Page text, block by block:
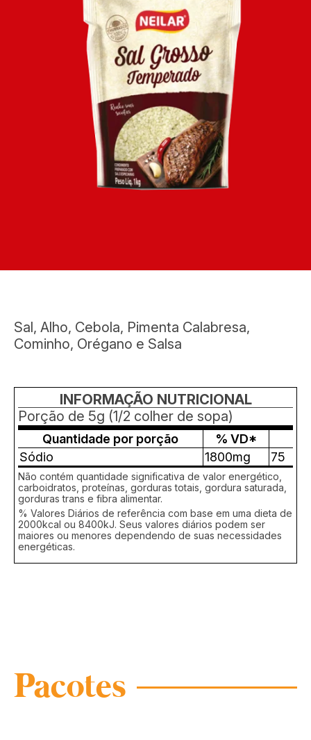
Sal, Alho, Cebola, Pimenta Calabresa,
Cominho, Orégano e Salsa
INFORMAÇÃO NUTRICIONAL
Porção de 5g (1/2 colher de sopa)
Quantidade por porção
% VD*
Sódio
1800mg 75
Não contém quantidade significativa de valor energético,
carboidratos, proteínas, gorduras totais, gordura saturada,
gorduras trans e fibra alimentar.
% Valores Diários de referência com base em uma dieta de
2000kcal ou 8400kJ. Seus valores diários podem ser
maiores ou menores dependendo de suas necessidades
energéticas.
Pacotes